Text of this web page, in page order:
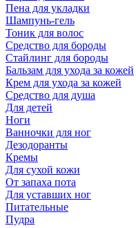
Пена для укладки
Шампунь-гель
Тоник для волос
Средство для бороды
Стайлинг для бороды
Бальзам для ухода за кожей
Крем для ухода за кожей
Средство для душа
Для детей
Ноги
Ванночки для ног
Дезодоранты
Кремы
Для сухой кожи
От запаха пота
Для уставших ног
Питательные
Пудра